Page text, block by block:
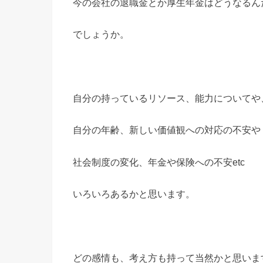
今の会社の退職金とか厚生年金はどうなるん
でしょうか。
自分の持っているリソース、能力についてや
自分の年齢、新しい価値観への対応の不安や
社会制度の変化、年金や保険への不安etc
いろいろあるかと思います。
どの感情も、考え方も持って当然かと思いま